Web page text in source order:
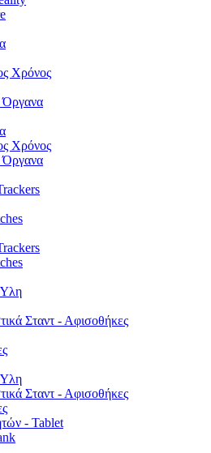
Χρόνος
Χρόνος
Σταντ - Αφισοθήκες
Σταντ - Αφισοθήκες
- Tablet